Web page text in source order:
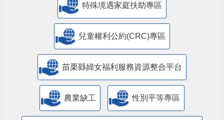
特殊境遇家庭扶助專區
兒童權利公約(CRC)專區
苗栗縣婦女福利服務資源整合平台
農業缺工 性別平等專區